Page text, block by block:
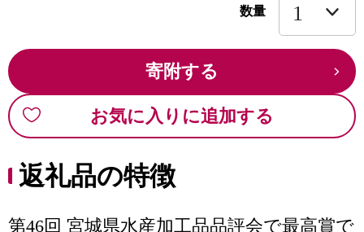
数量
寄附する
お気に入りに追加する
返礼品の特徴
第46回 宮城県水産加工品品評会で最高賞で